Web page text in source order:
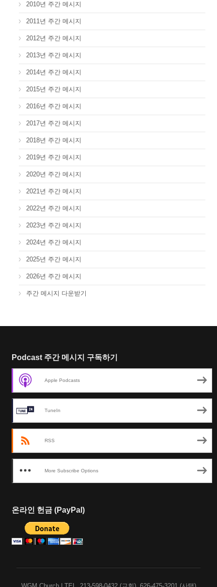
2010년 주간 메시지
2011년 주간 메시지
2012년 주간 메시지
2013년 주간 메시지
2014년 주간 메시지
2015년 주간 메시지
2016년 주간 메시지
2017년 주간 메시지
2018년 주간 메시지
2019년 주간 메시지
2020년 주간 메시지
2021년 주간 메시지
2022년 주간 메시지
2023년 주간 메시지
2024년 주간 메시지
2025년 주간 메시지
2026년 주간 메시지
주간 메시지 다운받기
Podcast 주간 메시지 구독하기
Apple Podcasts
TuneIn
RSS
More Subscribe Options
온라인 헌금 (PayPal)